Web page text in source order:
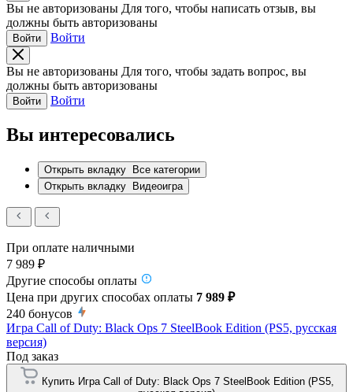
Вы не авторизованы Для того, чтобы написать отзыв, вы
должны быть авторизованы
Войти Войти
Вы не авторизованы Для того, чтобы задать вопрос, вы
должны быть авторизованы
Войти Войти
Вы интересовались
Открыть вкладку
Все категории
Открыть вкладку
Видеоигра
При оплате наличными
7 989 ₽
Другие способы оплаты
Цена при других способах оплаты 7 989 ₽
240 бонусов
Игра Call of Duty: Black Ops 7 SteelBook Edition (PS5, русская
версия)
Под заказ
Купить Игра Call of Duty: Black Ops 7 SteelBook Edition (PS5,